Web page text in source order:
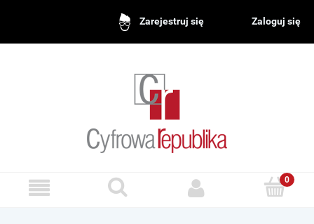
Zarejestruj się Zaloguj się